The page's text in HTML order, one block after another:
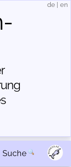
de en
Suche